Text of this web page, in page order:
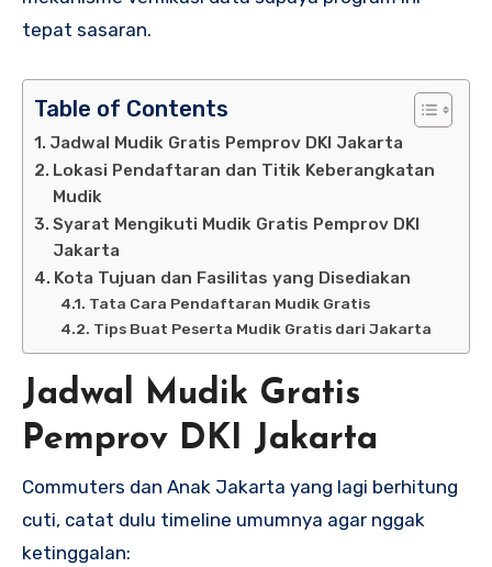
tepat sasaran.
Table of Contents
Jadwal Mudik Gratis Pemprov DKI Jakarta
Lokasi Pendaftaran dan Titik Keberangkatan
Mudik
Syarat Mengikuti Mudik Gratis Pemprov DKI
Jakarta
Kota Tujuan dan Fasilitas yang Disediakan
Tata Cara Pendaftaran Mudik Gratis
Tips Buat Peserta Mudik Gratis dari Jakarta
Jadwal Mudik Gratis
Pemprov DKI Jakarta
Commuters dan Anak Jakarta yang lagi berhitung
cuti, catat dulu timeline umumnya agar nggak
ketinggalan: